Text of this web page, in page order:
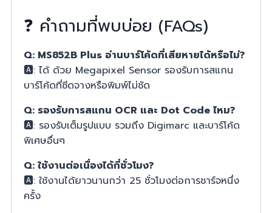
❓ คำถามที่พบบ่อย (FAQs)
Q: MS852B Plus อ่านบาร์โค้ดที่เสียหายได้หรือไม่?
🅰️: ได้ ด้วย Megapixel Sensor รองรับการสแกน
บาร์โค้ดที่ซีดจางหรือพิมพ์ไม่ชัด
Q: รองรับการสแกน OCR และ Dot Code ไหม?
🅰️: รองรับเต็มรูปแบบ รวมถึง Digimarc และบาร์โค้ด
พิเศษอื่นๆ
Q: ใช้งานต่อเนื่องได้กี่ชั่วโมง?
🅰️: ใช้งานได้ยาวนานกว่า 25 ชั่วโมงต่อการชาร์จหนึ่ง
ครั้ง